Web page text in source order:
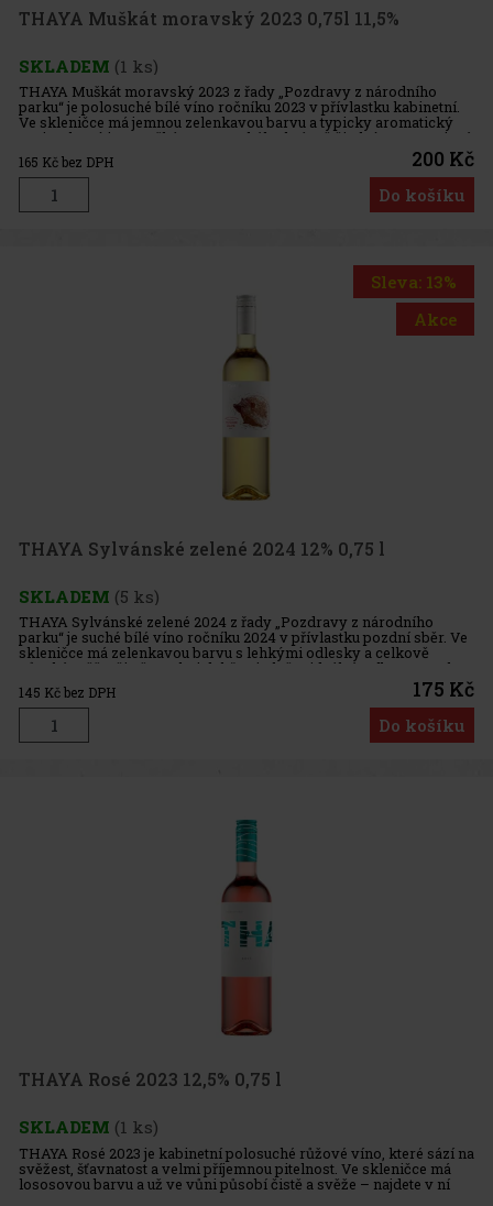
THAYA Muškát moravský 2023 0,75l 11,5%
SKLADEM (1 ks)
THAYA Muškát moravský 2023 z řady „Pozdravy z národního
parku“ je polosuché bílé víno ročníku 2023 v přívlastku kabinetní.
Ve skleničce má jemnou zelenkavou barvu a typicky aromatický
projev, který je u Muškátu moravského krásně čitelný – expresivní,
165 Kč bez DPH 200 Kč
Do košíku
Sleva: 13%
Akce
THAYA Sylvánské zelené 2024 12% 0,75 l
SKLADEM (5 ks)
THAYA Sylvánské zelené 2024 z řady „Pozdravy z národního
parku“ je suché bílé víno ročníku 2024 v přívlastku pozdní sběr. Ve
skleničce má zelenkavou barvu s lehkými odlesky a celkově
působí svěže, čistě a velmi dobře pitelně – ideální volba pro ty, k
145 Kč bez DPH 175 Kč
Do košíku
THAYA Rosé 2023 12,5% 0,75 l
SKLADEM (1 ks)
THAYA Rosé 2023 je kabinetní polosuché růžové víno, které sází na
svěžest, šťavnatost a velmi příjemnou pitelnost. Ve skleničce má
lososovou barvu a už ve vůni působí čistě a svěže – najdete v ní
širokou škálu červeného ovoce, zejména maliny, třešně